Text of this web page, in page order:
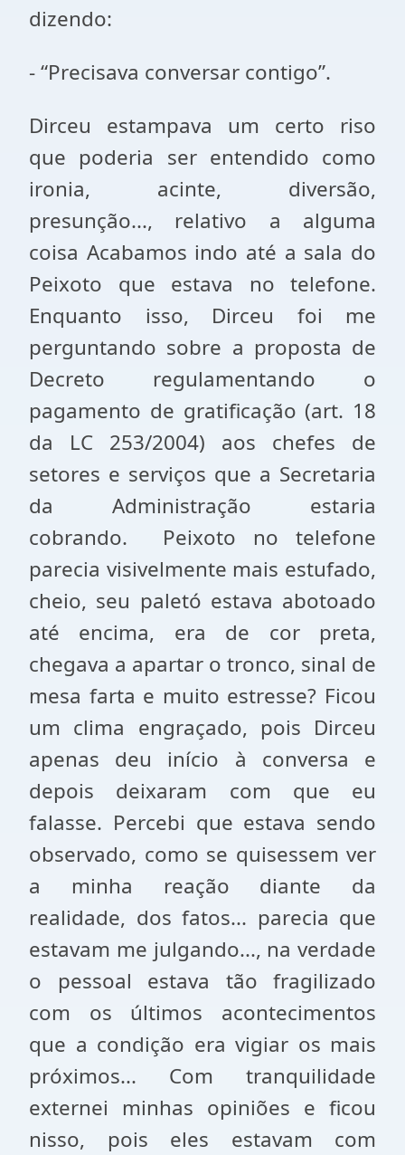
dizendo:
- “Precisava conversar contigo”.
Dirceu estampava um certo riso
que poderia ser entendido como
ironia, acinte, diversão,
presunção..., relativo a alguma
coisa Acabamos indo até a sala do
Peixoto que estava no telefone.
Enquanto isso, Dirceu foi me
perguntando sobre a proposta de
Decreto regulamentando o
pagamento de gratificação (art. 18
da LC 253/2004) aos chefes de
setores e serviços que a Secretaria
da Administração estaria
cobrando. Peixoto no telefone
parecia visivelmente mais estufado,
cheio, seu paletó estava abotoado
até encima, era de cor preta,
chegava a apartar o tronco, sinal de
mesa farta e muito estresse? Ficou
um clima engraçado, pois Dirceu
apenas deu início à conversa e
depois deixaram com que eu
falasse. Percebi que estava sendo
observado, como se quisessem ver
a minha reação diante da
realidade, dos fatos... parecia que
estavam me julgando..., na verdade
o pessoal estava tão fragilizado
com os últimos acontecimentos
que a condição era vigiar os mais
próximos... Com tranquilidade
externei minhas opiniões e ficou
nisso, pois eles estavam com